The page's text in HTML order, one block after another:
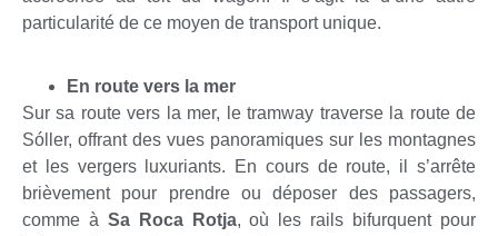
particularité de ce moyen de transport unique.
En route vers la mer
Sur sa route vers la mer, le tramway traverse la route de
Sóller, offrant des vues panoramiques sur les montagnes
et les vergers luxuriants. En cours de route, il s’arrête
brièvement pour prendre ou déposer des passagers,
comme à Sa Roca Rotja, où les rails bifurquent pour